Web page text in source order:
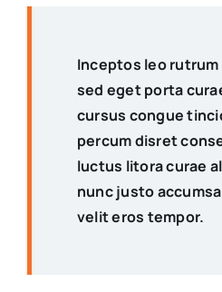
Inceptos leo
sed eget porta
cursus congue
percum disret
luctus litora curae
nunc justo
velit eros tempor.